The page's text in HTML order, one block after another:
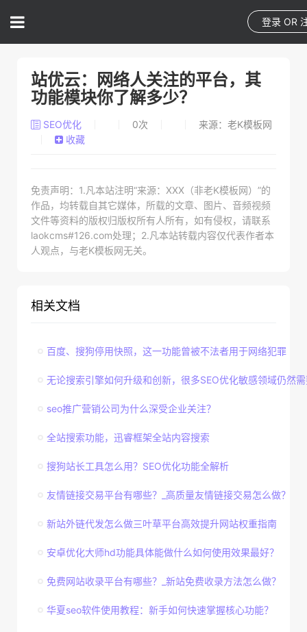
登录 OR
站优云：网络人关注的平台，其
功能模块你了解多少？
SEO优化 0次
来源：老K模板网
收藏
免责声明：1.凡本站注明“来源：XXX（非老K模板网）”的
作品，均转载自其它媒体，所载的文章、图片、音频视频
文件等资料的版权归版权所有人所有，如有侵权，请联系
laokcms#126.com处理；2.凡本站转载内容仅代表作者本
人观点，与老K模板网无关。
相关文档
百度、搜狗停用快照，这一功能曾被不法者用于网络犯罪
无论搜索引擎如何升级和创新，很多SEO优化敏感领域仍然
seo推广营销公司为什么深受企业关注？
全站搜索功能，迅睿框架全站内容搜索
搜狗站长工具怎么用？SEO优化功能全解析
友情链接交易平台有哪些？_高质量友情链接交易怎么做？
新站外链代发怎么做三叶草平台高效提升网站权重指南
安卓优化大师hd功能具体能做什么如何使用效果最好？
免费网站收录平台有哪些？_新站免费收录方法怎么做？
华夏seo软件使用教程：新手如何快速掌握核心功能？